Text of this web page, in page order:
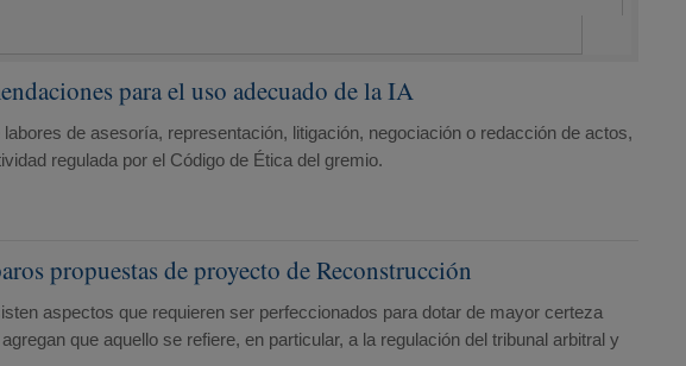
para el uso adecuado de la IA
de asesoría, representación, litigación, negociación o redacción de actos,
regulada por el Código de Ética del gremio.
propuestas de proyecto de Reconstrucción
aspectos que requieren ser perfeccionados para dotar de mayor certeza
que aquello se refiere, en particular, a la regulación del tribunal arbitral y